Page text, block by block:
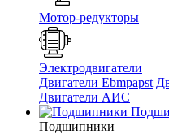
Мотор-редукторы
Электродвигатели
Двигатели Ebmpapst
Двигатели АИС
Подшипники